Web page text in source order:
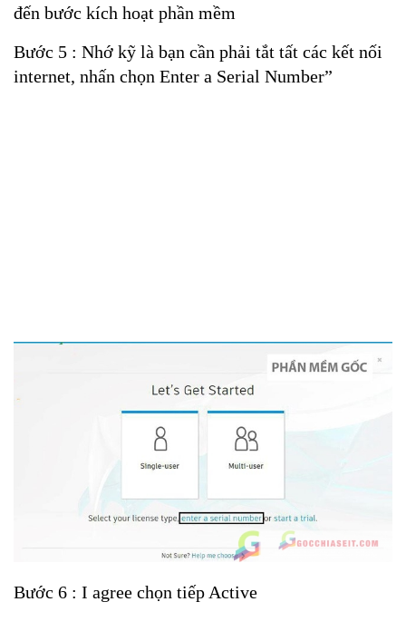
đến bước kích hoạt phần mềm
Bước 5 : Nhớ kỹ là bạn cần phải tắt tất các kết nối
internet, nhấn chọn Enter a Serial Number”
Bước 6 : I agree chọn tiếp Active